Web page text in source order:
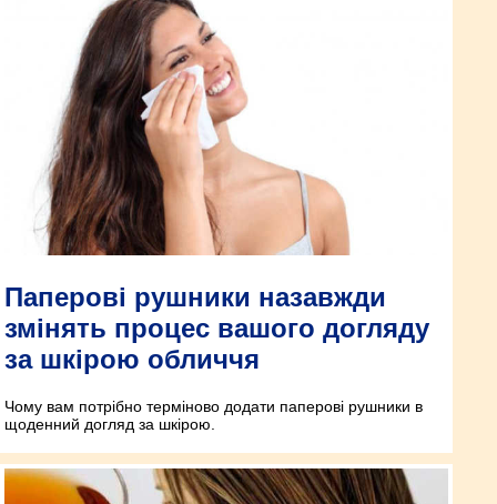
Паперові рушники назавжди
змінять процес вашого догляду
за шкірою обличчя
Чому вам потрібно терміново додати паперові рушники в
щоденний догляд за шкірою.